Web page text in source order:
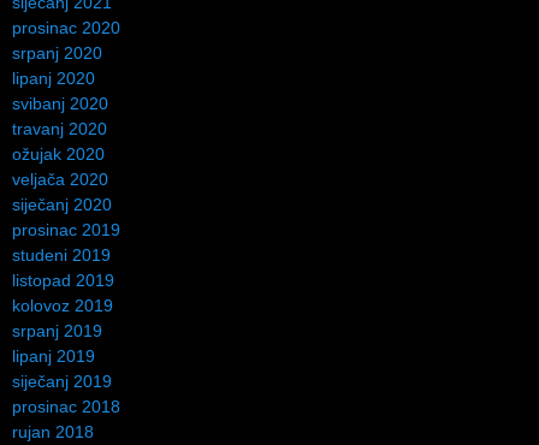
prosinac 2020
srpanj 2020
lipanj 2020
svibanj 2020
travanj 2020
ožujak 2020
veljača 2020
siječanj 2020
prosinac 2019
studeni 2019
listopad 2019
kolovoz 2019
srpanj 2019
lipanj 2019
siječanj 2019
prosinac 2018
rujan 2018